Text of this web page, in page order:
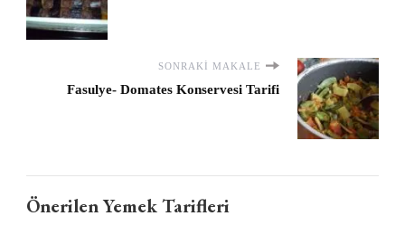
SONRAKI MAKALE
Fasulye- Domates Konservesi Tarifi
Önerilen Yemek Tarifleri